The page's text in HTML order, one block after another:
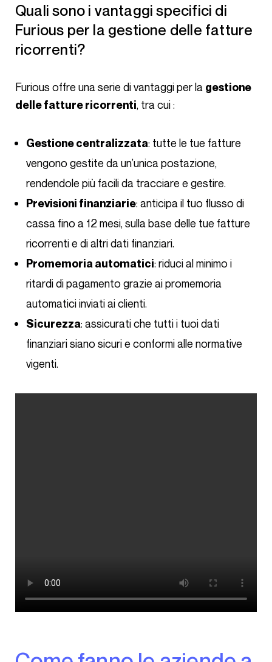
Quali sono i vantaggi specifici di
Furious per la gestione delle fatture
ricorrenti?
Furious offre una serie di vantaggi per la gestione
delle fatture ricorrenti, tra cui :
Gestione centralizzata: tutte le tue fatture
vengono gestite da un’unica postazione,
rendendole più facili da tracciare e gestire.
Previsioni finanziarie: anticipa il tuo flusso di
cassa fino a 12 mesi, sulla base delle tue fatture
ricorrenti e di altri dati finanziari.
Promemoria automatici: riduci al minimo i
ritardi di pagamento grazie ai promemoria
automatici inviati ai clienti.
Sicurezza: assicurati che tutti i tuoi dati
finanziari siano sicuri e conformi alle normative
vigenti.